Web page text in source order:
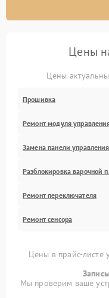
Цены
Цены
Прошивка
Ремонт модуля
Замена панели управления
Разблокировка варочной
Ремонт переключателя
Ремонт сенсора
Цены в прайс-листе
Мы проверим ваше